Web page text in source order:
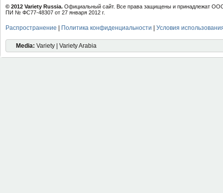
© 2012 Variety Russia. Официальный сайт. Все права защищены и принадлежат
ПИ № ФС77-48307 от 27 января 2012 г.
Распространение Политика конфиденциальности Условия
Media: Variety | Variety Arabia